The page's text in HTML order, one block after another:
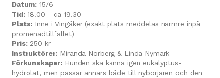
Datum: 15/6
Tid: 18.00 - ca 19.30
Plats: Inne i Vingåker (exakt plats meddelas närmre inpå
promenadtillfället)
Pris: 250 kr
Instruktörer: Miranda Norberg & Linda Nymark
Förkunskaper: Hunden ska känna igen eukalyptus-
hydrolat, men passar annars både till nybörjaren och den